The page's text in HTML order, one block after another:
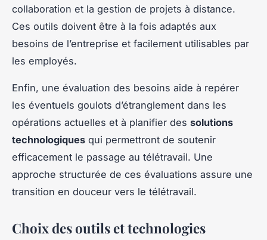
collaboration et la gestion de projets à distance.
Ces outils doivent être à la fois adaptés aux
besoins de l’entreprise et facilement utilisables par
les employés.
Enfin, une évaluation des besoins aide à repérer
les éventuels goulots d’étranglement dans les
opérations actuelles et à planifier des solutions
technologiques qui permettront de soutenir
efficacement le passage au télétravail. Une
approche structurée de ces évaluations assure une
transition en douceur vers le télétravail.
Choix des outils et technologies